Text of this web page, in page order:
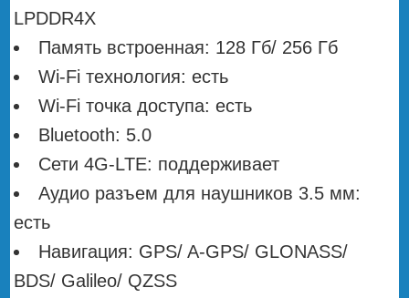
LPDDR4X
Память встроенная: 128 Гб/ 256 Гб
Wi-Fi технология: есть
Wi-Fi точка доступа: есть
Bluetooth: 5.0
Сети 4G-LTE: поддерживает
Аудио разъем для наушников 3.5 мм:
есть
Навигация: GPS/ A-GPS/ GLONASS/
BDS/ Galileo/ QZSS